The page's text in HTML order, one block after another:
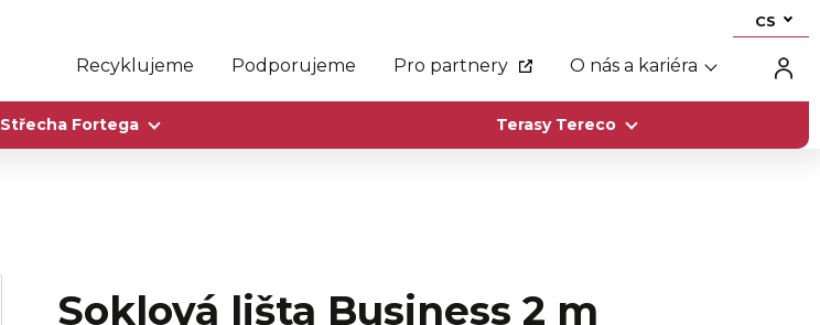
CS
Recyklujeme Podporujeme Pro partnery O nás a kariéra
Střecha Fortega Terasy Tereco
Soklová lišta Business 2 m